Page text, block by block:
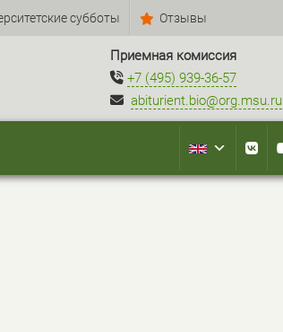
субботы Отзывы
Приемная комиссия
+7 (495) 939-36-57
abiturient.bio@org.msu.ru